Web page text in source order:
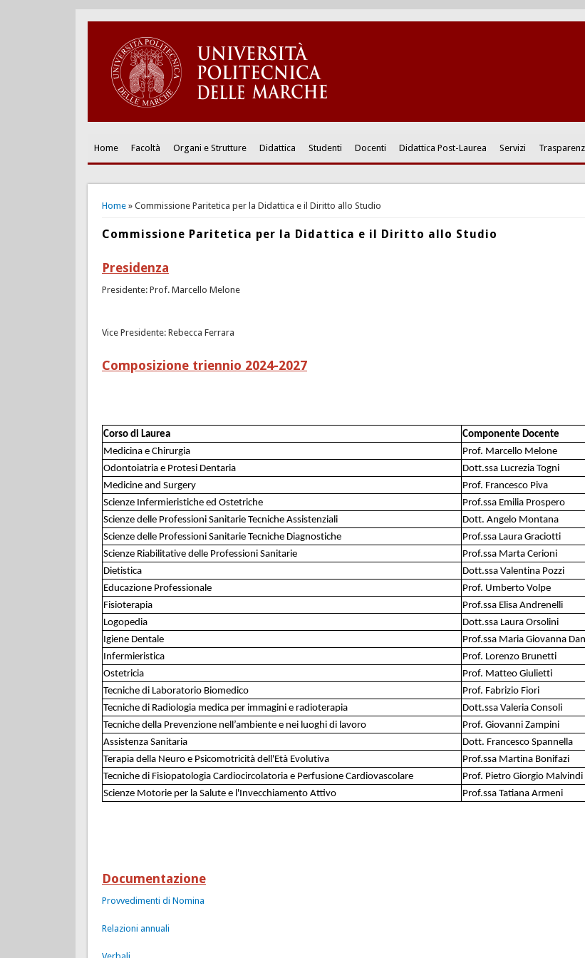
Home Facoltà Organi e Strutture Didattica Studenti Docenti Didattica Post-Laurea Servizi
Home» Commissione Paritetica per la Didattica e il Diritto allo Studio
Commissione Paritetica per la Didattica e il Diritto allo Studio
Presidenza
Presidente: Prof. Marcello Melone
Vice Presidente: Rebecca Ferrara
Composizione triennio 2024-2027
Corso di Laurea Componente Docente
Medicina e Chirurgia
Prof. Marcello Melone
Odontoiatria e Protesi Dentaria
Dott.ssa Lucrezia Togni
Medicine and Surgery
Prof. Francesco Piva
Scienze Infermieristiche ed Ostetriche
Prof.ssa Emilia Prospero
Scienze delle Professioni Sanitarie Tecniche Assistenziali
Dott. Angelo Montana
Scienze delle Professioni Sanitarie Tecniche Diagnostiche
Prof.ssa Laura Graciotti
Scienze Riabilitative delle Professioni Sanitarie
Prof.ssa Marta Cerioni
Dietistica
Dott.ssa Valentina Pozzi
Educazione Professionale
Prof. Umberto Volpe
Fisioterapia
Prof.ssa Elisa Andrenelli
Logopedia
Dott.ssa Laura Orsolini
Igiene Dentale
Prof.ssa Maria Giovanna
Infermieristica
Prof. Lorenzo Brunetti
Ostetricia
Prof. Matteo Giulietti
Tecniche di Laboratorio Biomedico
Prof. Fabrizio Fiori
Tecniche di Radiologia medica per immagini e radioterapia
Dott.ssa Valeria Consoli
Tecniche della Prevenzione nell’ambiente e nei luoghi di lavoro
Prof. Giovanni Zampini
Assistenza Sanitaria
Dott. Francesco Spannella
Terapia della Neuro e Psicomotricità dell'Età Evolutiva
Prof.ssa Martina Bonifazi
Tecniche di Fisiopatologia Cardiocircolatoria e Perfusione Cardiovascolare
Prof. Pietro Giorgio Malvindi
Scienze Motorie per la Salute e l'Invecchiamento Attivo
Prof.ssa Tatiana Armeni
Documentazione
Provvedimenti di Nomina
Relazioni annuali